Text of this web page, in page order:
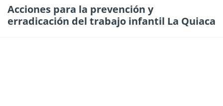
Acciones para la prevención y
erradicación del trabajo infantil La Quiaca